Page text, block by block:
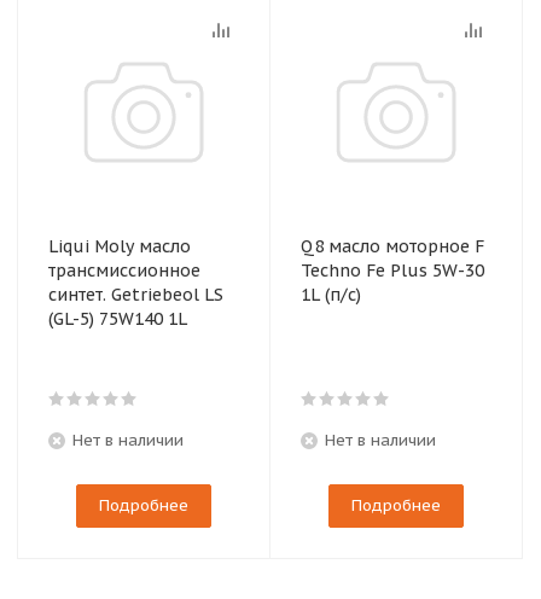
Liqui Moly масло
трансмиссионное
синтет. Getriebeol LS
(GL-5) 75W140 1L
Нет в наличии
Подробнее
Q8 масло моторное F
Techno Fe Plus 5W-30
1L (п/с)
Нет в наличии
Подробнее